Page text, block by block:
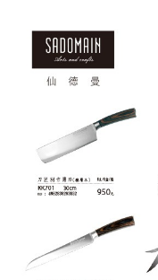
2.基於同意付款使用「大哥
資料（包含姓名、電話或地
由本公司與您本人進行分期
3.完整用戶服務條款，請詳
後付繳納相關費用。
※ 交易是否成功請以「
是否繳費成功／繳費後需取
客戶支援中心」https://
１．透過由恩沛科技股份有
易，需依本服務之必要範圍
權轉讓予恩沛科技股份有限
２．關於個人資料處理事宜
https://aftee.tw/terms/
「AFTEE先享後付」，若
４．使用「AFTEE先享後
時審查核予不同之上限額度
京站台北店客服中心(1F
請自備購物袋，若需購買